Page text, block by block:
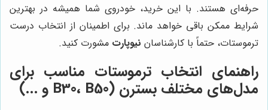
حرفه‌ای هستند. با این خرید، خودروی شما همیشه در بهترین
شرایط ممکن باقی خواهد ماند. برای اطمینان از انتخاب درست
ترموستات، حتماً با کارشناسان نیوپارت مشورت کنید.
راهنمای انتخاب ترموستات مناسب برای
مدل‌های مختلف بسترن (B30، B50 و ...)